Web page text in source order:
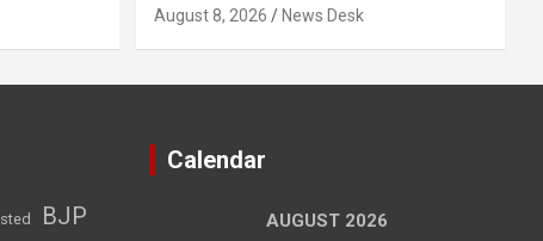
August 8, 2026 News Desk
BJP
Calendar
AUGUST 2026